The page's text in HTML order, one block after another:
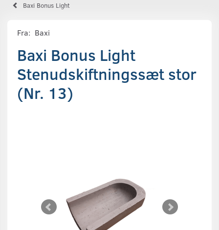
Baxi Bonus Light
Fra: Baxi
Baxi Bonus Light
Stenudskiftningssæt stor
(Nr. 13)